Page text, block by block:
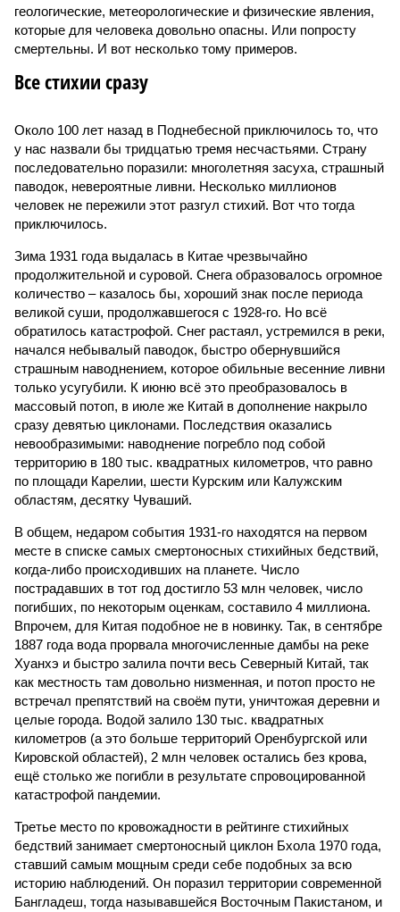
геологические, метеорологические и физические явления,
которые для человека довольно опасны. Или попросту
смертельны. И вот несколько тому примеров.
Все стихии сразу
Около 100 лет назад в Поднебесной приключилось то, что
у нас назвали бы тридцатью тремя несчастьями. Страну
последовательно поразили: многолетняя засуха, страшный
паводок, невероятные ливни. Несколько миллионов
человек не пережили этот разгул стихий. Вот что тогда
приключилось.
Зима 1931 года выдалась в Китае чрезвычайно
продолжительной и суровой. Снега образовалось огромное
количество – казалось бы, хороший знак после периода
великой суши, продолжавшегося с 1928-го. Но всё
обратилось катастрофой. Снег растаял, устремился в реки,
начался небывалый паводок, быстро обернувшийся
страшным наводнением, которое обильные весенние ливни
только усугубили. К июню всё это преобразовалось в
массовый потоп, в июле же Китай в дополнение накрыло
сразу девятью циклонами. Последствия оказались
невообразимыми: наводнение погребло под собой
территорию в 180 тыс. квадратных километров, что равно
по площади Карелии, шести Курским или Калужским
областям, десятку Чуваший.
В общем, недаром события 1931-го находятся на первом
месте в списке самых смертоносных стихийных бедствий,
когда-либо происходивших на планете. Число
пострадавших в тот год достигло 53 млн человек, число
погибших, по некоторым оценкам, составило 4 миллиона.
Впрочем, для Китая подобное не в новинку. Так, в сентябре
1887 года вода прорвала многочисленные дамбы на реке
Хуанхэ и быстро залила почти весь Северный Китай, так
как местность там довольно низменная, и потоп просто не
встречал препятствий на своём пути, уничтожая деревни и
целые города. Водой залило 130 тыс. квадратных
километров (а это больше территорий Оренбургской или
Кировской областей), 2 млн человек остались без крова,
ещё столько же погибли в результате спровоцированной
катастрофой пандемии.
Третье место по кровожадности в рейтинге стихийных
бедствий занимает смертоносный циклон Бхола 1970 года,
ставший самым мощным среди себе подобных за всю
историю наблюдений. Он поразил территории современной
Бангладеш, тогда называвшейся Восточным Пакистаном, и